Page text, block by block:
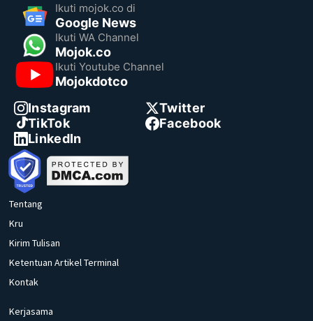
Ikuti mojok.co di
Google News
Ikuti WA Channel
Mojok.co
Ikuti Youtube Channel
Mojokdotco
Instagram
Twitter
TikTok
Facebook
LinkedIn
Tentang
Kru
Kirim Tulisan
Ketentuan Artikel Terminal
Kontak
Kerjasama